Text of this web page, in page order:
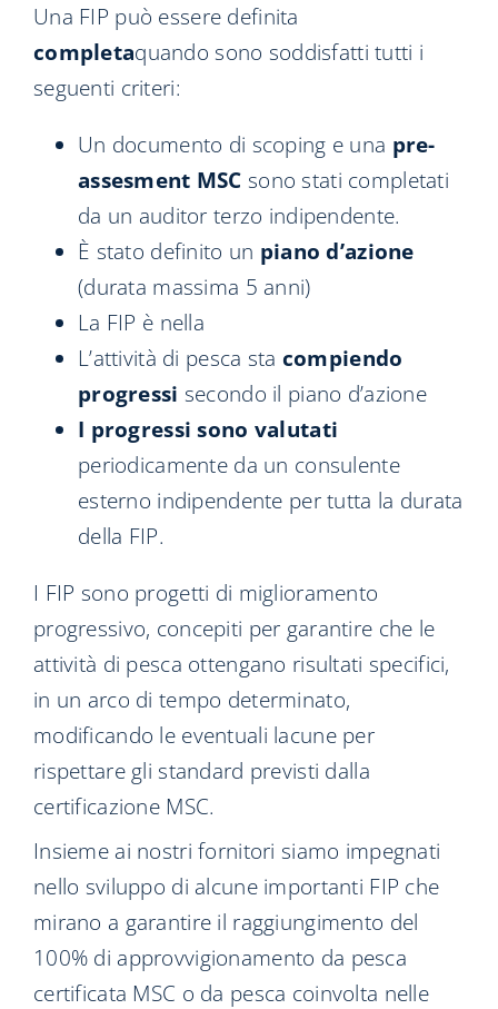
Una FIP può essere definita
completaquando sono soddisfatti tutti i
seguenti criteri:
Un documento di scoping e una pre-
assesment MSC sono stati completati
da un auditor terzo indipendente.
È stato definito un piano d’azione
(durata massima 5 anni)
La FIP è nella
L’attività di pesca sta compiendo
progressi secondo il piano d’azione
I progressi sono valutati
periodicamente da un consulente
esterno indipendente per tutta la durata
della FIP.
I FIP sono progetti di miglioramento
progressivo, concepiti per garantire che le
attività di pesca ottengano risultati specifici,
in un arco di tempo determinato,
modificando le eventuali lacune per
rispettare gli standard previsti dalla
certificazione MSC.
Insieme ai nostri fornitori siamo impegnati
nello sviluppo di alcune importanti FIP che
mirano a garantire il raggiungimento del
100% di approvvigionamento da pesca
certificata MSC o da pesca coinvolta nelle